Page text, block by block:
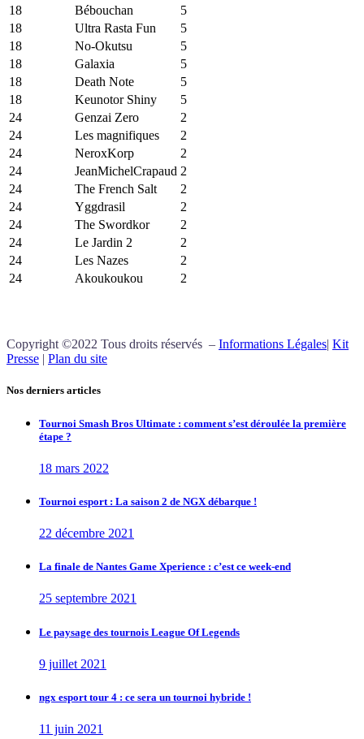
18 Bébouchan
5
18
Ultra Rasta Fun
5
18
No-Okutsu
5
18
Galaxia
5
18
Death Note
5
18
Keunotor Shiny
5
24
Genzai Zero
2
24
Les magnifiques
2
24
NeroxKorp
2
24
JeanMichelCrapaud 2
24
The French Salt
2
24
Yggdrasil
2
24
The Swordkor
2
24
Le Jardin 2
2
24
Les Nazes
2
24
Akoukoukou 2
Copyright ©2022 Tous droits réservés – Informations Légales| Kit
Presse | Plan du site
Nos derniers articles
Tournoi Smash Bros Ultimate : comment s’est déroulée la première
étape ?
18 mars 2022
Tournoi esport : La saison 2 de NGX débarque !
22 décembre 2021
La finale de Nantes Game Xperience : c’est ce week-end
25 septembre 2021
Le paysage des tournois League Of Legends
9 juillet 2021
ngx esport tour 4 : ce sera un tournoi hybride !
11 juin 2021